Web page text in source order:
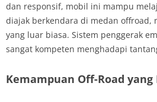
dan responsif, mobil ini mampu
diajak berkendara di medan
yang luar biasa. Sistem penggerak
sangat kompeten menghadapi
Kemampuan Off-Road yang